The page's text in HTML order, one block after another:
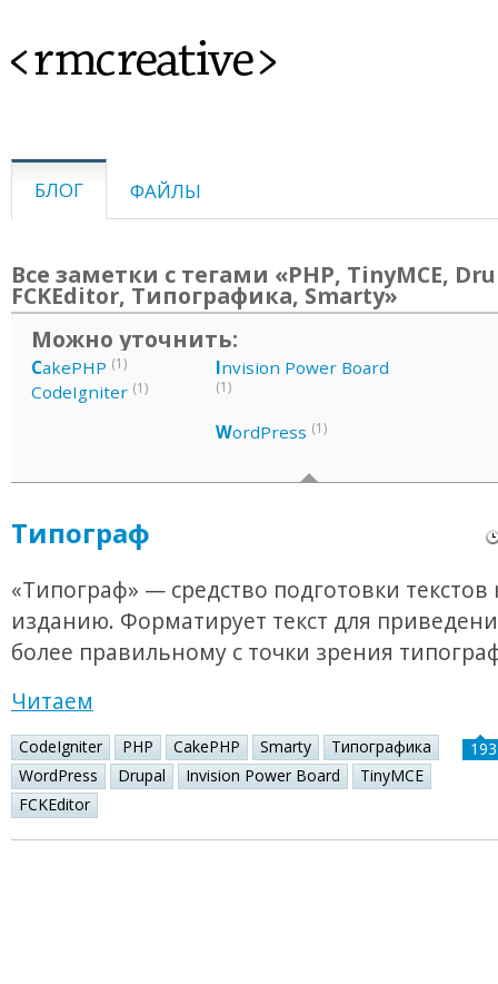
<rmcreative>
БЛОГ ФАЙЛЫ
Все заметки с тегами «PHP, TinyMCE,
FCKEditor, Типографика, Smarty»
Можно уточнить:
CakePHP (1)
CodeIgniter (1)
Invision Power Board
(1)
WordPress (1)
Типограф
«Типограф» — средство подготовки текстов
изданию. Форматирует текст для
более правильному с точки зрения
Читаем
CodeIgniter PHP CakePHP Smarty
Типографика
WordPress
Drupal Invision Power Board
TinyMCE
FCKEditor